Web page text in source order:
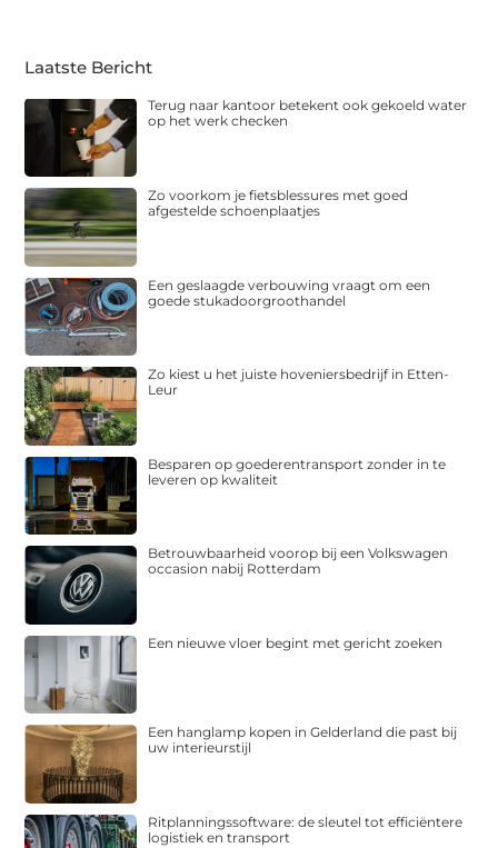
Laatste Bericht
Terug naar kantoor betekent ook gekoeld water
op het werk checken
Zo voorkom je fietsblessures met goed
afgestelde schoenplaatjes
Een geslaagde verbouwing vraagt om een
goede stukadoorgroothandel
Zo kiest u het juiste hoveniersbedrijf in Etten-
Leur
Besparen op goederentransport zonder in te
leveren op kwaliteit
Betrouwbaarheid voorop bij een Volkswagen
occasion nabij Rotterdam
Een nieuwe vloer begint met gericht zoeken
Een hanglamp kopen in Gelderland die past bij
uw interieurstijl
Ritplanningssoftware: de sleutel tot efficiëntere
logistiek en transport